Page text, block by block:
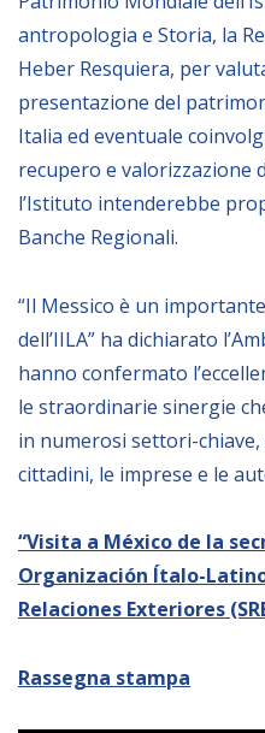
antropologia e Storia, la
Heber Resquiera, pervalut
presentazione del
Italia ed eventuale
recupero e valorizzazione
l’Istituto intenderebbe
Banche Regionali.
“Il Messico è un
dell’IILA” ha dichiarato
hanno confermato
le straordinarie sinergie
in numerosi settori-
cittadini, le imprese e le
“Visita a México de la
Organización Ítalo-
Relaciones Exteriores
Rassegna stampa